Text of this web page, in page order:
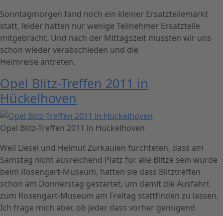
Sonntagmorgen fand noch ein kleiner Ersatzteilemarkt
statt, leider hatten nur wenige Teilnehmer Ersatzteile
mitgebracht. Und nach der Mittagszeit mussten wir uns
schon wieder verabschieden und die
Heimreise antreten.
Opel Blitz-Treffen 2011 in
Hückelhoven
Opel Blitz-Treffen 2011 in Hückelhoven
Weil Liesel und Helmut Zurkaulen fürchteten, dass am
Samstag nicht ausreichend Platz für alle Blitze sein würde
beim Rosengart-Museum, hatten sie dass Blitztreffen
schon am Donnerstag gestartet, um damit die Ausfahrt
zum Rosengart-Museum am Freitag stattfinden zu lassen.
Ich frage mich aber, ob jeder dass vorher genügend